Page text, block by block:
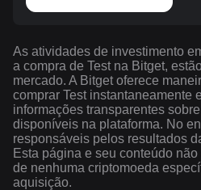
As atividades de investimento
a compra de Test na Bitget,
mercado. A Bitget oferece
comprar Test instantaneamente
informações transparentes
disponíveis na plataforma. No
responsáveis pelos resultados
Esta página e seu conteúdo
de nenhuma criptomoeda
aquisição.